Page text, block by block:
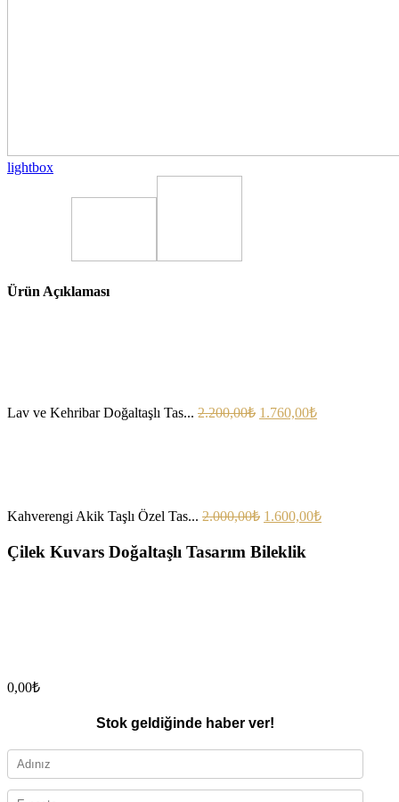
lightbox
Ürün Açıklaması
Lav ve Kehribar Doğaltaşlı Tas... 2.200,00₺ 1.760,00₺
Kahverengi Akik Taşlı Özel Tas... 2.000,00₺ 1.600,00₺
Çilek Kuvars Doğaltaşlı Tasarım Bileklik
0,00₺
Stok geldiğinde haber ver!